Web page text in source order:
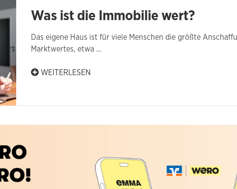
Was ist die Immobilie wert?
Das eigene Haus ist für viele Menschen die größte
Marktwertes, etwa …
WEITERLESEN